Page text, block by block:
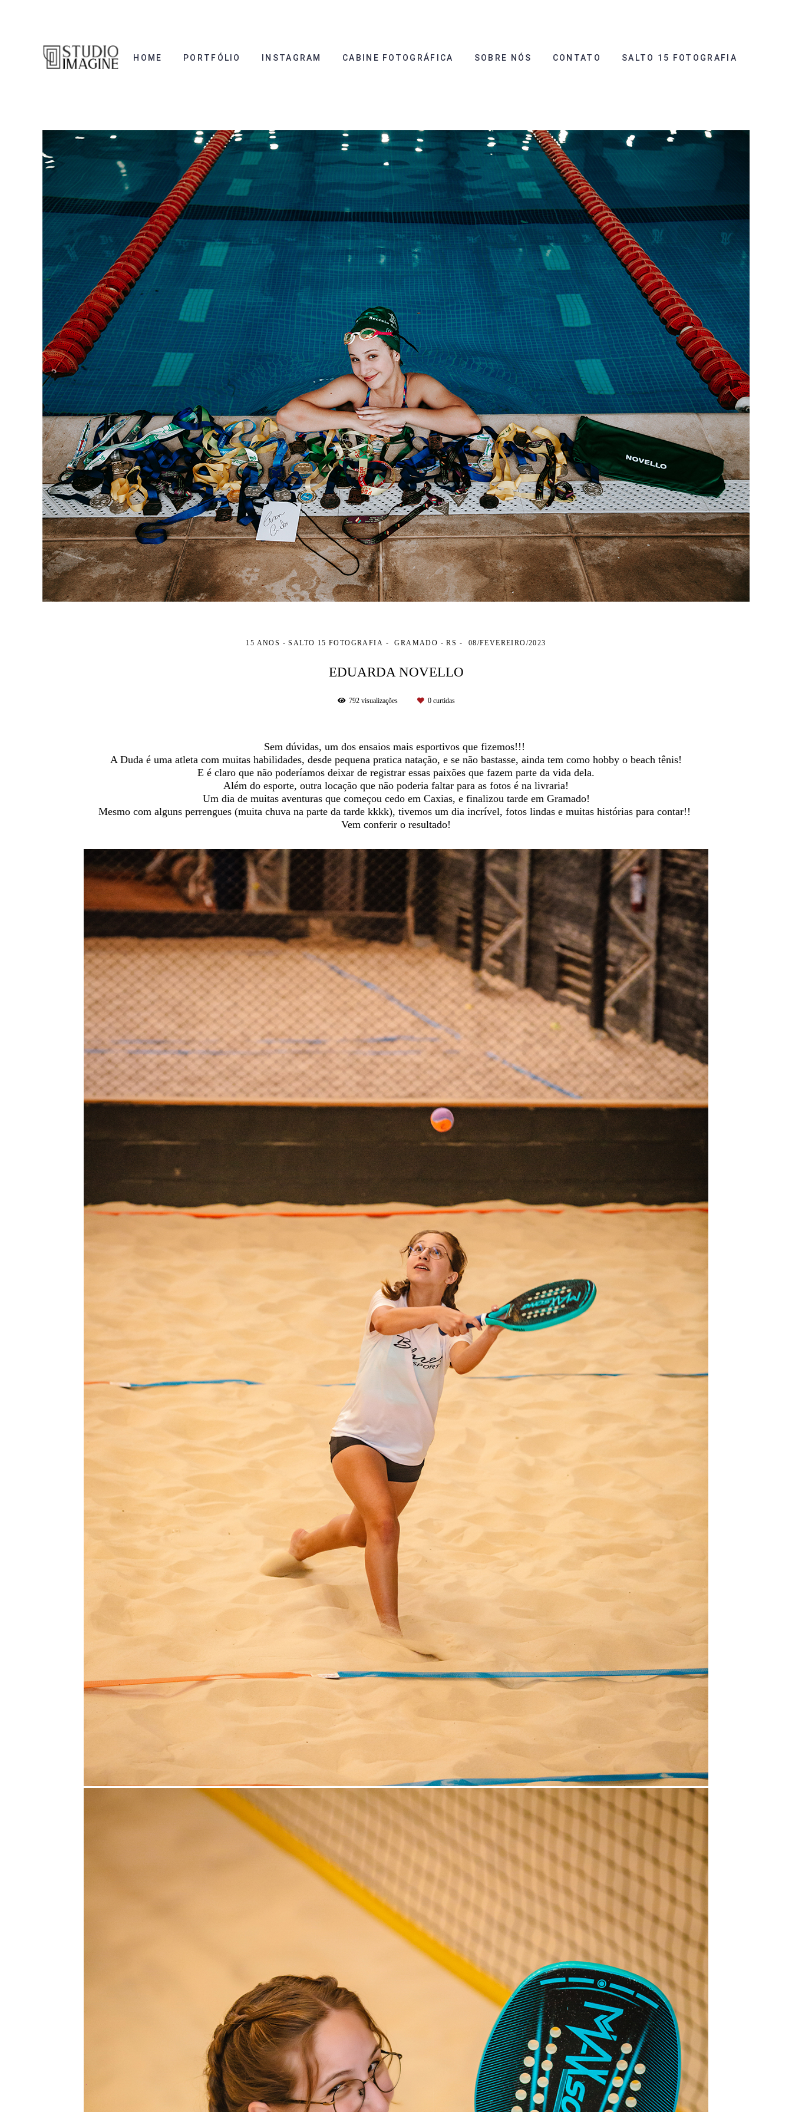
HOME PORTFÓLIO INSTAGRAM CABINE FOTOGRÁFICA SOBRE NÓS CONTATO SALTO 15 FOTOGRAFIA
15 ANOS - SALTO 15 FOTOGRAFIA GRAMADO - RS 08/FEVEREIRO/2023
EDUARDA NOVELLO
792visualizações 0curtidas
Sem dúvidas, um dos ensaios mais esportivos que fizemos!!!
A Duda é uma atleta com muitas habilidades, desde pequena pratica natação, e se não bastasse, ainda tem como hobby o beach tênis!
E é claro que não poderíamos deixar de registrar essas paixões que fazem parte da vida dela.
Além do esporte, outra locação que não poderia faltar para as fotos é na livraria!
Um dia de muitas aventuras que começou cedo em Caxias, e finalizou tarde em Gramado!
Mesmo com alguns perrengues (muita chuva na parte da tarde kkkk), tivemos um dia incrível, fotos lindas e muitas histórias para contar!!
Vem conferir o resultado!